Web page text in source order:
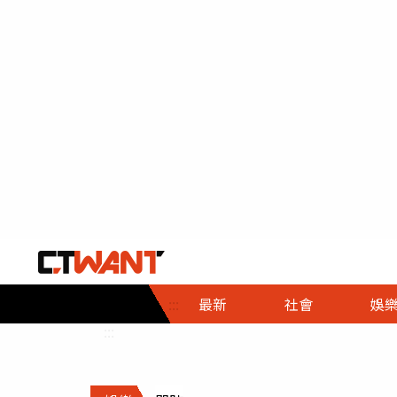
::: 最新 社會
社會首頁
時事
調查
娛樂
娛樂首頁
即時
財經首頁
熱線
政